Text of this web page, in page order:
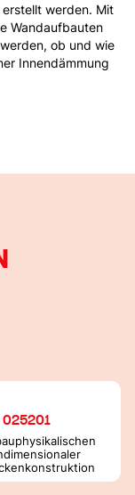
werden. Mit
Wandaufbauten
ob und wie
Innendämmung
025201